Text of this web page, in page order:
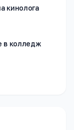
кинолога
в колледж